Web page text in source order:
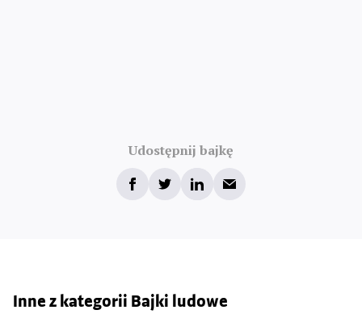
Udostępnij bajkę
Inne z kategorii Bajki ludowe